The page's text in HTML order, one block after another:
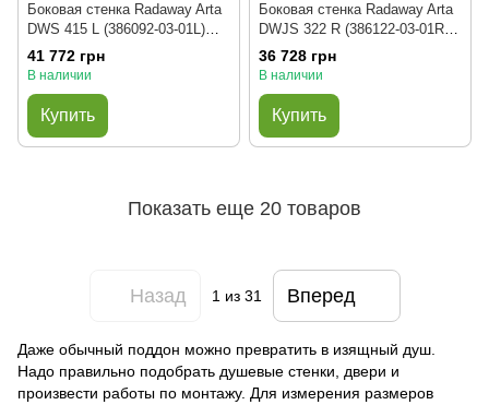
Боковая стенка Radaway Arta
DWS 415 L (386092-03-01L)
профиль хром/стекло
прозрачное
41 772 грн
В наличии
Купить
Боковая стенка Radaway Arta
DWJS 322 R (386122-03-01R)
профиль хром/стекло
прозрачное
36 728 грн
В наличии
Купить
Показать еще 20 товаров
Назад 1из 31 Вперед
Даже обычный поддон можно превратить в изящный душ.
Надо правильно подобрать душевые стенки, двери и
произвести работы по монтажу. Для измерения размеров